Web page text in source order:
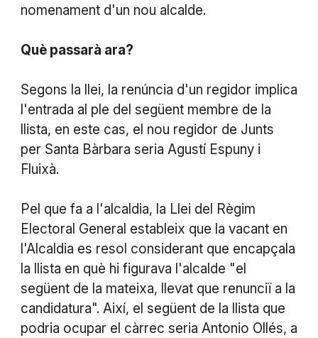
nomenament d'un nou alcalde.
Què passarà ara?
Segons la llei, la renúncia d'un regidor implica
l'entrada al ple del següent membre de la
llista, en este cas, el nou regidor de Junts
per Santa Bàrbara seria Agustí Espuny i
Fluixà.
Pel que fa a l'alcaldia, la Llei del Règim
Electoral General estableix que la vacant en
l'Alcaldia es resol considerant que encapçala
la llista en què hi figurava l'alcalde "el
següent de la mateixa, llevat que renunciï a la
candidatura". Així, el següent de la llista que
podria ocupar el càrrec seria Antonio Ollés, a